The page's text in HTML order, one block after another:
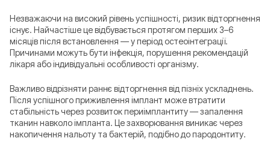
Незважаючи на високий рівень успішності, ризик відторгнення
існує. Найчастіше це відбувається протягом перших 3–6
місяців після встановлення — у період остеоінтеграції.
Причинами можуть бути інфекція, порушення рекомендацій
лікаря або індивідуальні особливості організму.
Важливо відрізняти раннє відторгнення від пізніх ускладнень.
Після успішного приживлення імплант може втратити
стабільність через розвиток периімплантиту — запалення
тканин навколо імпланта. Це захворювання виникає через
накопичення нальоту та бактерій, подібно до пародонтиту.